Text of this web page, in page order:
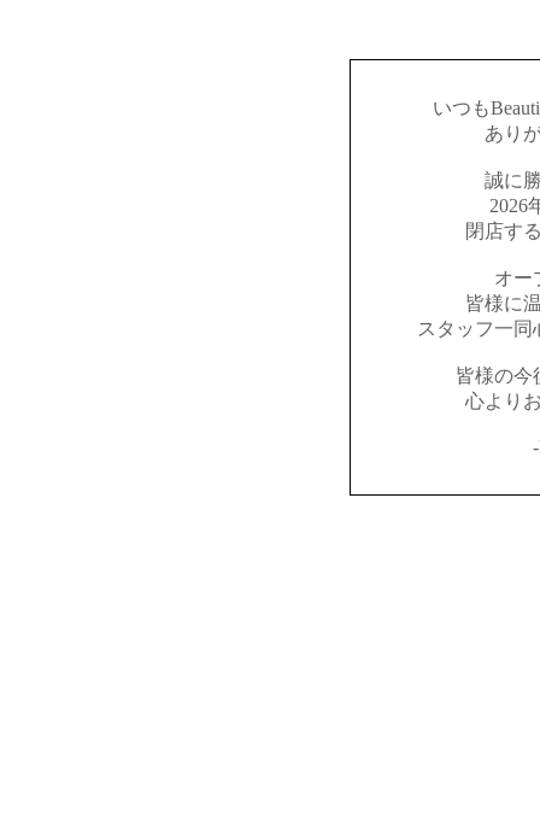
いつも
あり
誠に
2026
閉店す
オー
皆様に
スタッフ一
皆様の今
心より